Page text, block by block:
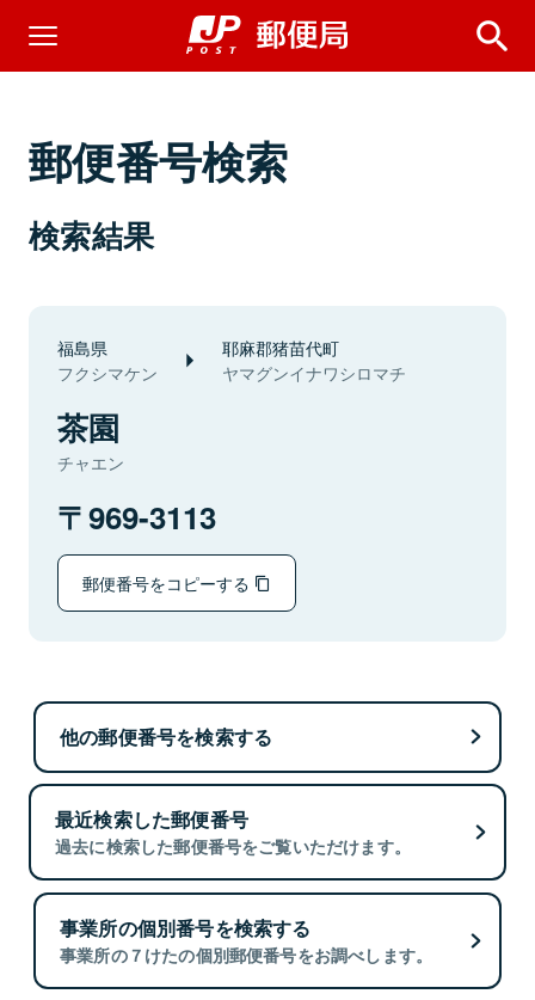
郵便番号検索
検索結果
福島県
フクシマケン
耶麻郡猪苗代町
ヤマグンイナワシロマチ
茶園
チャエン
969-3113
郵便番号をコピーする
他の郵便番号を検索する
最近検索した郵便番号
過去に検索した郵便番号をご覧いただけます。
事業所の個別番号を検索する
事業所の７けたの個別郵便番号をお調べします。